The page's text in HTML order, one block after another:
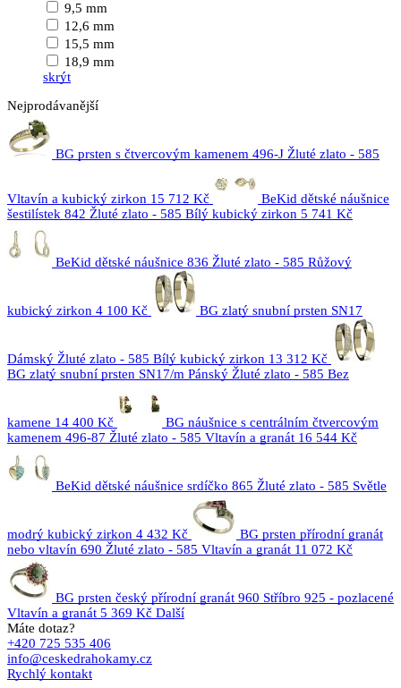
9,5 mm
12,6 mm
15,5 mm
18,9 mm
skrýt
Nejprodávanější
BG prsten s čtvercovým kamenem 496-J Žluté zlato - 585
Vltavín a kubický zirkon 15 712 Kč
BeKid dětské náušnice
šestilístek 842 Žluté zlato - 585 Bílý kubický zirkon 5 741 Kč
BeKid dětské náušnice 836 Žluté zlato - 585 Růžový
kubický zirkon 4 100 Kč BG zlatý snubní prsten SN17
Dámský Žluté zlato - 585 Bílý kubický zirkon 13 312 Kč
BG zlatý snubní prsten SN17/m Pánský Žluté zlato - 585 Bez
kamene 14 400 Kč
BG náušnice s centrálním čtvercovým
kamenem 496-87 Žluté zlato - 585 Vltavín a granát 16 544 Kč
BeKid dětské náušnice srdíčko 865 Žluté zlato - 585 Světle
modrý kubický zirkon 4 432 Kč
BG prsten přírodní granát
nebo vltavín 690 Žluté zlato - 585 Vltavín a granát 11 072 Kč
BG prsten český přírodní granát 960 Stříbro 925 - pozlacené
Vltavín a granát 5 369 Kč Další
Máte dotaz?
+420 725 535 406
info@ceskedrahokamy.cz
Rychlý kontakt